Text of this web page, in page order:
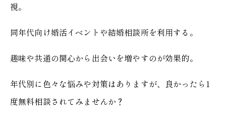
視。
同年代向け婚活イベントや結婚相談所を利用する。
趣味や共通の関心から出会いを増やすのが効果的。
年代別に色々な悩みや対策はありますが、良かったら1
度無料相談されてみませんか？